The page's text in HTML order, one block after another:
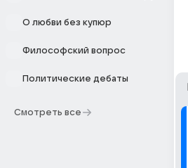
О любви без купюр
Философский вопрос
Политические дебаты
Смотреть все